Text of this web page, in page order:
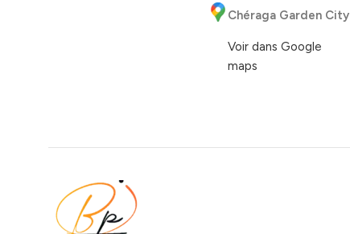
Chéraga Garden City
Voir dans Google
maps